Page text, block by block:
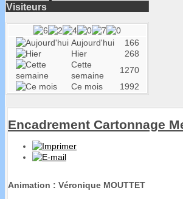
Visiteurs
Aujourd'hui
166
Hier
268
Cette
semaine
1270
Ce mois
1992
Encadrement Cartonnage
Animation : Véronique MOUTTET